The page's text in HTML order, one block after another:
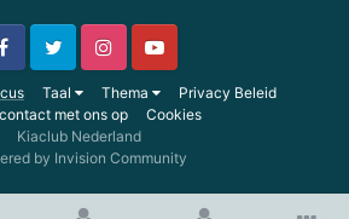
Taal Thema
Privacy Beleid
met ons op
Cookies
Kiaclub Nederland
by Invision Community